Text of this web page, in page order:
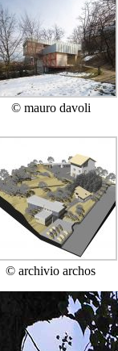
© mauro davoli
© archivio archos